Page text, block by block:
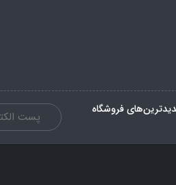
فروشگاه